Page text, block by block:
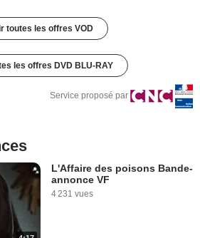
toutes les offres VOD
les offres DVD BLU-RAY
Service proposé par
L'Affaire des poisons Bande-
annonce VF
4 231 vues